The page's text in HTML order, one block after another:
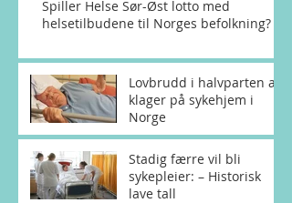
Spiller Helse Sør-Øst lotto med
helsetilbudene til Norges befolkning?
Lovbrudd i halvparten av
klager på sykehjem i
Norge
Stadig færre vil bli
sykepleier: – Historisk
lave tall